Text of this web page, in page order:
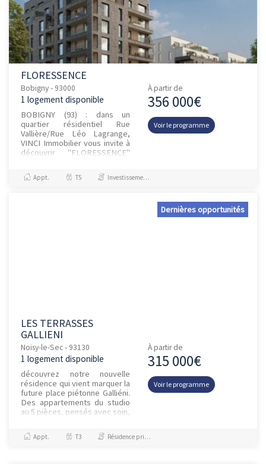
FLORESSENCE
Bobigny - 93000
1 logement disponible
BOBIGNY (93) : dans un
quartier résidentiel Rue
Vallière/Rue Léo Lagrange,
VINCI Immobilier vous invite à
découvrir "FLORESSENCE"
l’architecture moderne
proposant un...
À partir de
356 000€
Voir le programme
Appt. T5 Investissement et Défiscalisation
Dernières opportunités
LES TERRASSES
GALLIENI
Noisy-le-Sec - 93130
1 logement disponible
découvrez notre nouvelle
résidence qui vient marquer la
future place piétonne Galliéni.
Des appartements du studio
au 5 pièces, pensés avec soin,
terrasses et jardins p...
À partir de
315 000€
Voir le programme
Appt. T3 Résidence principale / PTZ, Investissement et Défiscalisation